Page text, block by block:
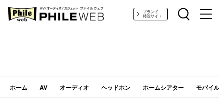
PHILE WEB｜AV/オーディオ/ガジェットブランド
特設サイト
ホーム AV オーディオ ヘッドホン ホームシアター モバイ